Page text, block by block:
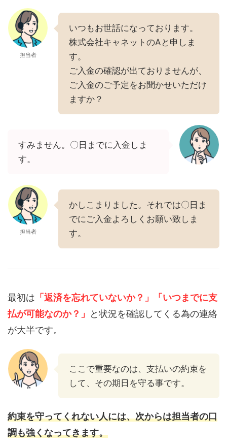
担当者
いつもお世話になっております。
株式会社キャネットのAと申しま
す。
ご入金の確認が出ておりませんが、
ご入金のご予定をお聞かせいただけ
ますか？
すみません。〇日までに入金しま
す。
担当者
かしこまりました。それでは〇日ま
でにご入金よろしくお願い致しま
す。
最初は 「返済を忘れていないか？」
「いつまでに支
払が可能なのか？」
と状況を確認してくる為の連絡
が大半です。
ここで重要なのは、支払いの約束を
して、その期日を守る事です。
約束を守ってくれない人には、次からは担当者の口
調も強くなってきます。